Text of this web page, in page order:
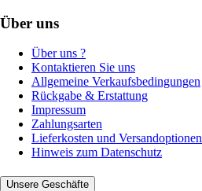
Über uns
Über uns ?
Kontaktieren Sie uns
Allgemeine Verkaufsbedingungen
Rückgabe & Erstattung
Impressum
Zahlungsarten
Lieferkosten und Versandoptionen
Hinweis zum Datenschutz
Unsere Geschäfte